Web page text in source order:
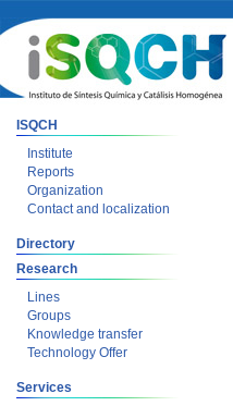
ISQCH
Institute
Reports
Organization
Contact and localization
Directory
Research
Lines
Groups
Knowledge transfer
Technology Offer
Services